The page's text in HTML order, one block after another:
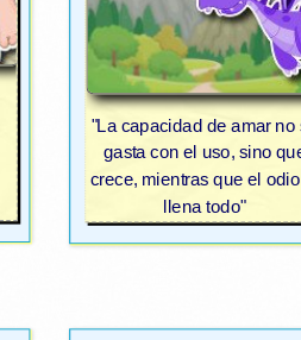
"La capacidad de amar no
gasta con el uso, sino
crece, mientras que el
llena todo"